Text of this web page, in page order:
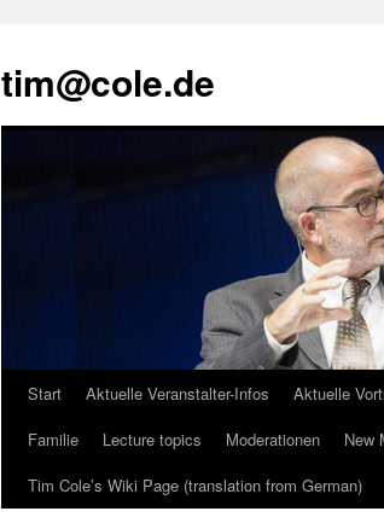
tim@cole.de
Start Aktuelle Veranstalter-Infos Aktuelle
Familie
Lecture topics Moderationen New
Tim Cole’s Wiki Page (translation from German)